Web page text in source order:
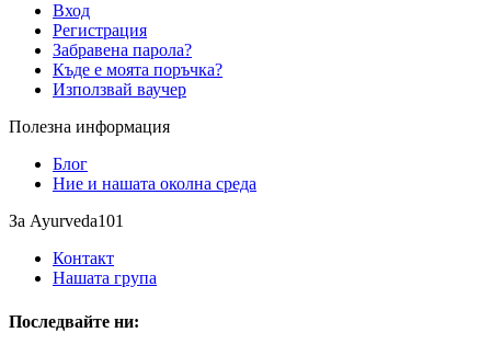
Вход
Регистрация
Забравена парола?
Къде е моята поръчка?
Използвай ваучер
Полезна информация
Блог
Ние и нашата околна среда
За Ayurveda101
Контакт
Нашата група
Последвайте ни: